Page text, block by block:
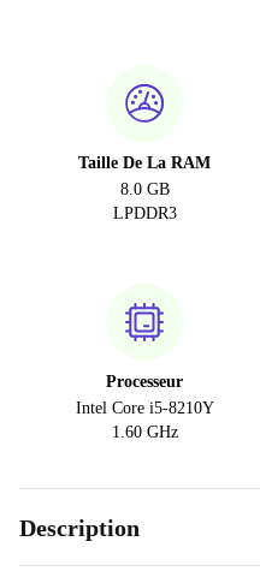
Taille De La RAM
8.0 GB
LPDDR3
Processeur
Intel Core i5-8210Y
1.60 GHz
Description